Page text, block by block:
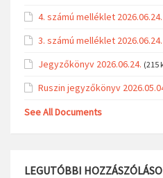
4. számú melléklet 2026.06.24.
3. számú melléklet 2026.06.24.
Jegyzőkönyv 2026.06.24. (215
Ruszin jegyzőkönyv
See All Documents
LEGUTÓBBI